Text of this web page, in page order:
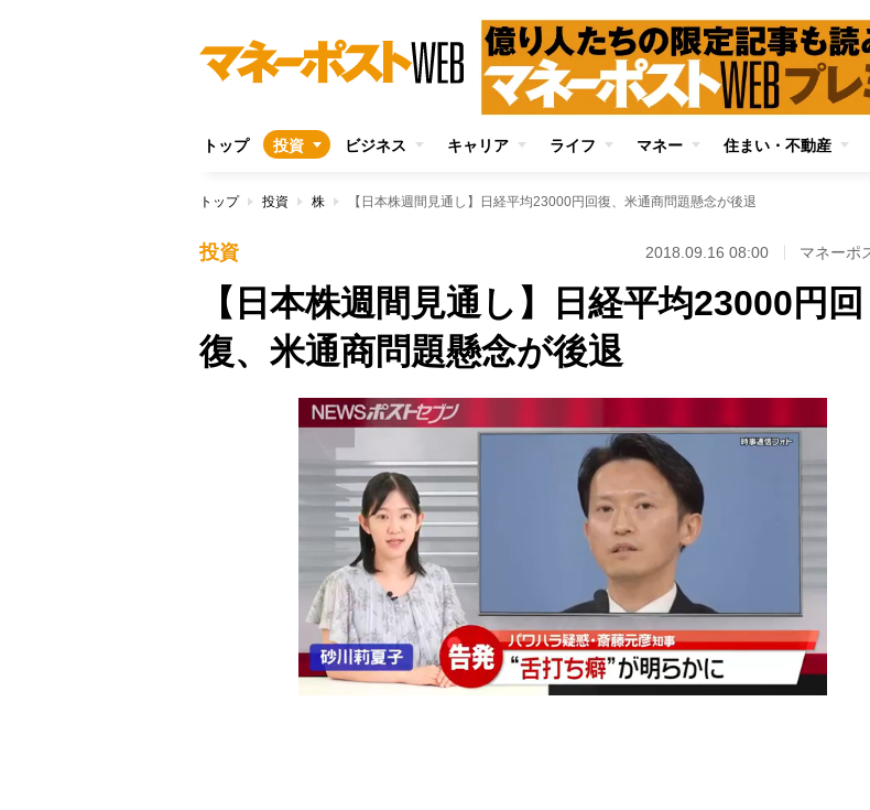
トップ 投資 ビジネス キャリア ライフ マネー 住まい・不動産
トップ 投資 株 【日本株週間見通し】日経平均23000円回復、米通商問題懸念が後退
投資 2018.09.16 08:00 マネーポ
【日本株週間見通し】日経平均23000円回
復、米通商問題懸念が後退